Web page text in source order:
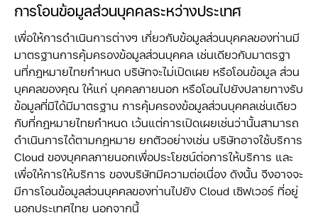
การโอนข้อมูลส่วนบุคคลระหว่างประเทศ
เพื่อให้การดำเนินการต่างๆ เกี่ยวกับข้อมูลส่วนบุคคลของท่านมี
มาตรฐานการคุ้มครองข้อมูลส่วนบุคคล เช่นเดียวกับมาตรฐา
นที่กฎหมายไทยกำหนด บริษัทจะไม่เปิดเผย หรือโอนข้อมูล ส่วน
บุคคลของคุณ ให้แก่ บุคคลภายนอก หรือโอนไปยังปลายทางรับ
ข้อมูลที่มิได้มีมาตรฐาน การคุ้มครองข้อมูลส่วนบุคคลเช่นเดียว
กับที่กฎหมายไทยกำหนด เว้นแต่การเปิดเผยเช่นว่านั้นสามารถ
ดำเนินการได้ตามกฎหมาย ยกตัวอย่างเช่น บริษัทอาจใช้บริการ
Cloud ของบุคคลภายนอกเพื่อประโยชน์ต่อการให้บริการ และ
เพื่อให้การให้บริการ ของบริษัทมีความต่อเนื่อง ดังนั้น จึงอาจจะ
มีการโอนข้อมูลส่วนบุคคลของท่านไปยัง Cloud เซิฟเวอร์ ที่อยู่
นอกประเทศไทย นอกจากนี้